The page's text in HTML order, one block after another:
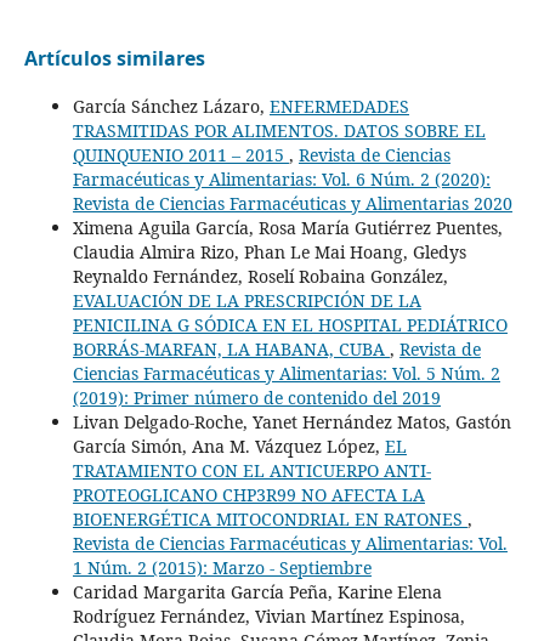
Artículos similares
García Sánchez Lázaro, ENFERMEDADES
TRASMITIDAS POR ALIMENTOS. DATOS SOBRE EL
QUINQUENIO 2011 – 2015 , Revista de Ciencias
Farmacéuticas y Alimentarias: Vol. 6 Núm. 2 (2020):
Revista de Ciencias Farmacéuticas y Alimentarias 2020
Ximena Aguila García, Rosa María Gutiérrez Puentes,
Claudia Almira Rizo, Phan Le Mai Hoang, Gledys
Reynaldo Fernández, Roselí Robaina González,
EVALUACIÓN DE LA PRESCRIPCIÓN DE LA
PENICILINA G SÓDICA EN EL HOSPITAL PEDIÁTRICO
BORRÁS-MARFAN, LA HABANA, CUBA , Revista de
Ciencias Farmacéuticas y Alimentarias: Vol. 5 Núm. 2
(2019): Primer número de contenido del 2019
Livan Delgado-Roche, Yanet Hernández Matos, Gastón
García Simón, Ana M. Vázquez López, EL
TRATAMIENTO CON EL ANTICUERPO ANTI-
PROTEOGLICANO CHP3R99 NO AFECTA LA
BIOENERGÉTICA MITOCONDRIAL EN RATONES ,
Revista de Ciencias Farmacéuticas y Alimentarias: Vol.
1 Núm. 2 (2015): Marzo - Septiembre
Caridad Margarita García Peña, Karine Elena
Rodríguez Fernández, Vivian Martínez Espinosa,